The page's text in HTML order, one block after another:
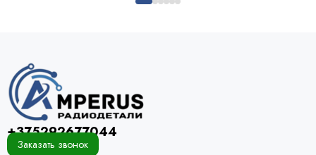
+375292677044
Заказать звонок